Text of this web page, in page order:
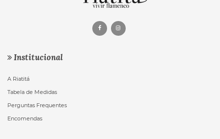
Institucional
A Riatitá
Tabela de Medidas
Perguntas Frequentes
Encomendas